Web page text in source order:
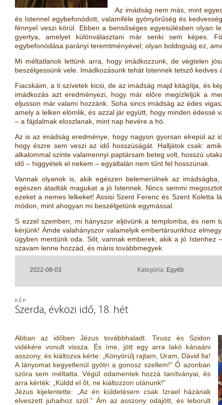
Az imádság nem más, mint
és Istennel egybefonódott, valamiféle gyönyörűség és
fénnyel veszi körül. Ebben a bensőséges egyesülésben olyan
gyertya, amelyet különválasztani már senki sem képes.
egybefonódása parányi teremtményével; olyan boldogság ez,
Mi méltatlanok lettünk arra, hogy imádkozzunk, de végtelen
beszélgessünk vele. Imádkozásunk tehát Istennek tetsző kedves
Fiacskáim, a ti szívetek kicsi, de az imádság majd kitágítja, és
imádkozás azt eredményezi, hogy már előre megízleljük a
eljusson már valami hozzánk. Soha sincs imádság az édes
amely a lelken elömlik, és azzal jár együtt, hogy minden édessé
– a fájdalmak eloszlanak, mint nap hevére a hó.
Az is az imádság eredménye, hogy nagyon gyorsan elrepül az
hogy észre sem veszi az idő hosszúságát. Halljátok csak:
alkalommal szinte valamennyi paptársam beteg volt, hosszú
idő – higgyétek el nekem – egyáltalán nem tűnt fel hosszúnak.
Vannak olyanok is, akik egészen belemerülnek az
egészen átadták magukat a jó Istennek. Nincs semmi
ezeket a nemes lelkeket! Assisi Szent Ferenc és Szent Koletta
módon, mint ahogyan mi beszélgetünk egymással.
S ezzel szemben, mi hányszor eljövünk a templomba, és nem
kérjünk! Ámde valahányszor valamelyik embertársunkhoz
ügyben mentünk oda. Sőt, vannak emberek, akik a jó Istenhez
szavam lenne hozzád, és máris továbbmegyek
2022-08-03 Kategória: Egyéb
Szerda, évközi idő, 18. hét
KÉP
Abban az időben Jézus továbbhaladt. Tirusz és Szidon
vidékére vonult vissza. És íme, jött egy arra lakó kánaáni
asszony, és kiáltozva kérte: „Könyörülj rajtam, Uram, Dávid fia!
A lányomat kegyetlenül gyötri a gonosz szellem!” Ő azonban
szóra sem méltatta. Végül odamentek hozzá tanítványai, és
arra kérték: „Küldd el őt, ne kiáltozzon utánunk!”
Jézus kijelentette: „Az én küldetésem csak Izrael házának
elveszett juhaihoz szól.” Ám az asszony odajött, és leborult